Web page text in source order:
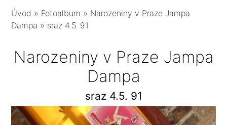
Úvod » Fotoalbum » Narozeniny v Praze Jampa
Dampa » sraz 4.5. 91
Narozeniny v Praze Jampa
Dampa
sraz 4.5. 91